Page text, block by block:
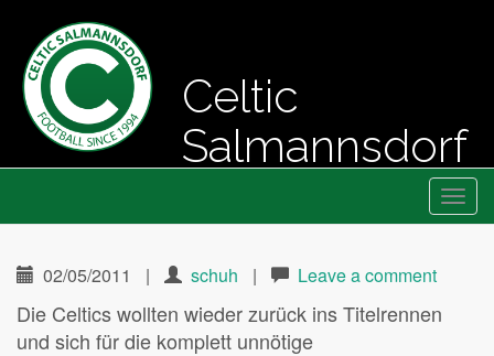
Celtic
Salmannsdorf
Menu
02/05/2011 | schuh | Leave a comment
Die Celtics wollten wieder zurück ins Titelrennen
und sich für die komplett unnötige